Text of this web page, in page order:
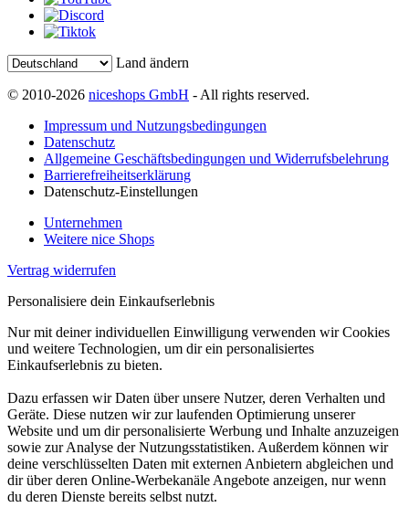
Land ändern
© 2010-2026 niceshops GmbH - All rights reserved.
Impressum und Nutzungsbedingungen
Datenschutz
Allgemeine Geschäftsbedingungen und Widerrufsbelehrung
Barrierefreiheitserklärung
Datenschutz-Einstellungen
Unternehmen
Weitere nice Shops
Vertrag widerrufen
Personalisiere dein Einkaufserlebnis
Nur mit deiner individuellen Einwilligung verwenden wir Cookies
und weitere Technologien, um dir ein personalisiertes
Einkaufserlebnis zu bieten.
Dazu erfassen wir Daten über unsere Nutzer, deren Verhalten und
Geräte. Diese nutzen wir zur laufenden Optimierung unserer
Website und um dir personalisierte Werbung und Inhalte anzuzeigen
sowie zur Analyse der Nutzungsstatistiken. Außerdem können wir
deine verschlüsselten Daten mit externen Anbietern abgleichen und
dir über deren Online-Werbekanäle Angebote anzeigen, nur wenn
du deren Dienste bereits selbst nutzt.